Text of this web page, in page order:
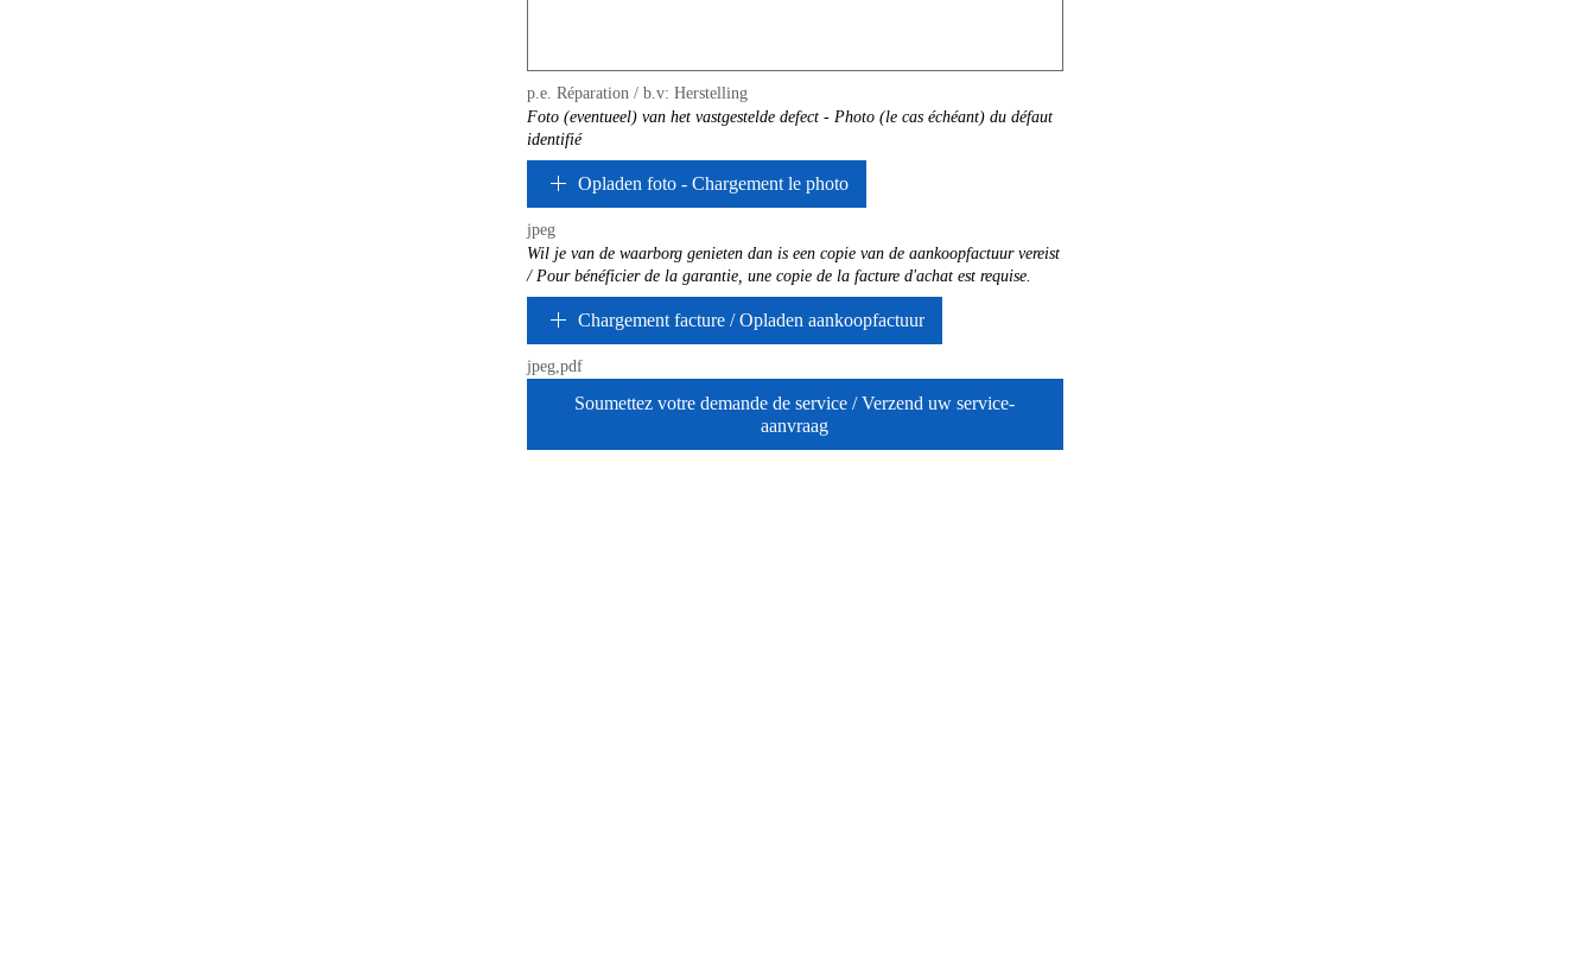
p.e. Réparation / b.v: Herstelling
Foto (eventueel) van het vastgestelde defect - Photo (le cas échéant) du défaut
identifié
Opladen foto - Chargement le photo
jpeg
Wil je van de waarborg genieten dan is een copie van de aankoopfactuur vereist
/ Pour bénéficier de la garantie, une copie de la facture d'achat est requise.
Chargement facture / Opladen aankoopfactuur
jpeg,pdf
Soumettez votre demande de service / Verzend uw service-
aanvraag